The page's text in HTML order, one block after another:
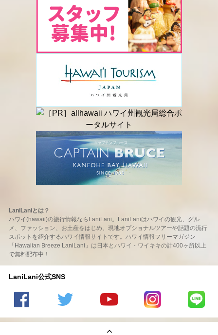
LaniLaniとは？
ハワイ(hawaii)の旅行情報ならLaniLani。LaniLaniはハワイの観光、グル
メ、ファッション、お土産をはじめ、現地オプショナルツアーや話題の流行
スポットを紹介するハワイ情報サイトです。ハワイ情報フリーマガジン
「Hawaiian Breeze LaniLani」は日本とハワイ・ワイキキの計400ヶ所以上
で無料配布中！
LaniLani公式SNS
の
のtwitter
の
LaniLani
LaniLani